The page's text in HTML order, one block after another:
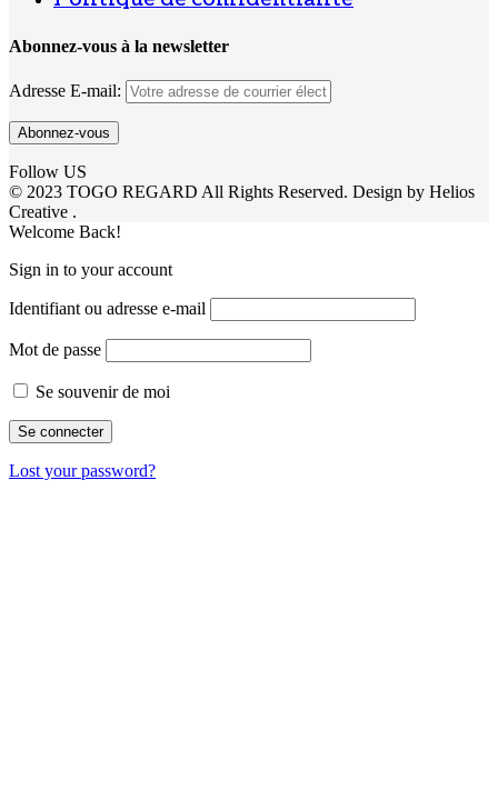
Abonnez-vous à la newsletter
Adresse E-mail:
Follow US
© 2023 TOGO REGARD All Rights Reserved. Design by Helios
Creative .
Welcome Back!
Sign in to your account
Identifiant ou adresse e-mail
Mot de passe
Se souvenir de moi
Lost your password?